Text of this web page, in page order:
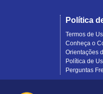
Política
Termos de
Conheça o
Orientações
Política de
Perguntas